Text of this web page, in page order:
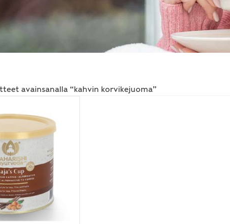
avainsanalla “kahvin korvikejuoma”